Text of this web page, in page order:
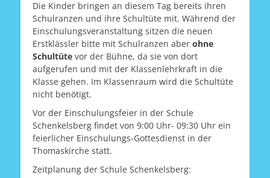
Die Kinder bringen an diesem Tag bereits ihren
Schulranzen und ihre Schultüte mit. Während der
Einschulungsveranstaltung sitzen die neuen
Erstklässler bitte mit Schulranzen aber ohne
Schultüte vor der Bühne, da sie von dort
aufgerufen und mit der Klassenlehrkraft in die
Klasse gehen. Im Klassenraum wird die Schultüte
nicht benötigt.
Vor der Einschulungsfeier in der Schule
Schenkelsberg findet von 9:00 Uhr- 09:30 Uhr ein
feierlicher Einschulungs-Gottesdienst in der
Thomaskirche statt.
Zeitplanung der Schule Schenkelsberg: